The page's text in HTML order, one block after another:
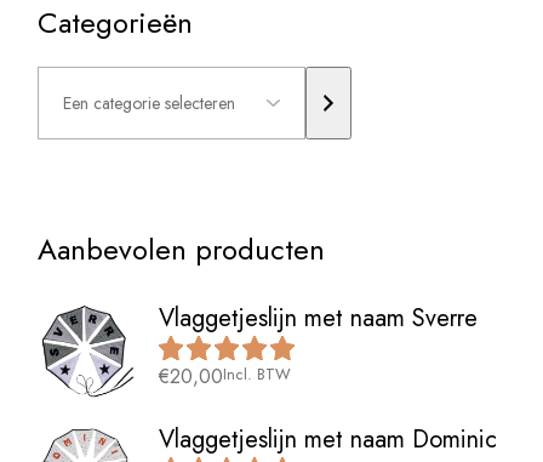
Categorieën
Een
categorie
selecteren
Aanbevolen producten
Vlaggetjeslijn met naam Sverre
€20,00Incl. BTW
Vlaggetjeslijn met naam Dominic